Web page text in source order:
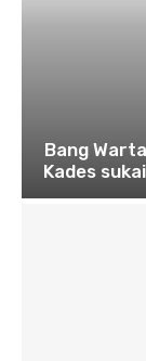
Bang
Kades